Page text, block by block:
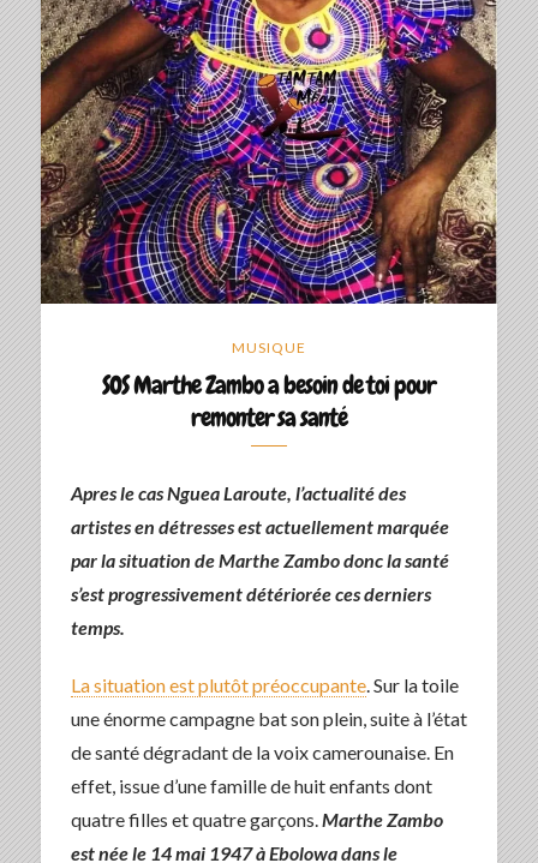
MUSIQUE
SOS Marthe Zambo a besoin de toi pour
remonter sa santé
Apres le cas Nguea Laroute, l’actualité des
artistes en détresses est actuellement marquée
par la situation de Marthe Zambo donc la santé
s’est progressivement détériorée ces derniers
temps.
La situation est plutôt préoccupante. Sur la toile
une énorme campagne bat son plein, suite à l’état
de santé dégradant de la voix camerounaise. En
effet, issue d’une famille de huit enfants dont
quatre filles et quatre garçons.Marthe Zambo
est née le 14 mai 1947 à Ebolowa dans le